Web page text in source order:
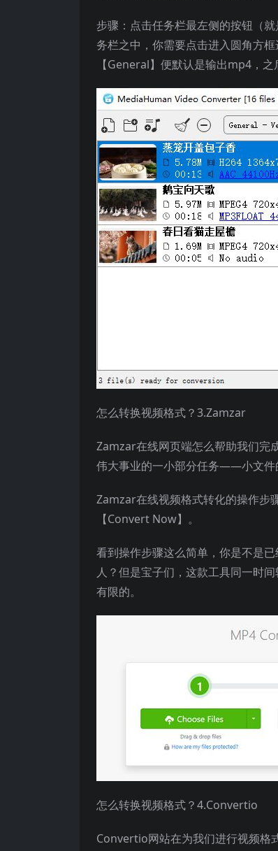
步骤：点击任务栏最左侧的按钮（
务栏之中，你需要点击进入圆角方
【General】便默认是输出mp4，
怎么转换视频格式？3.Zamzar
Zamzar在线网页端怎么帮助我们完
伟大事业的一小部分任务——小文件
Zamzar在线视频格式转化的操作步
【Convert Now】。
看到操作步骤这么简单，你是不是
人？但是宝子们，这款工具同一时
有限的。
怎么转换视频格式？4.Convertio
Convertio网站在为我们进行视频格